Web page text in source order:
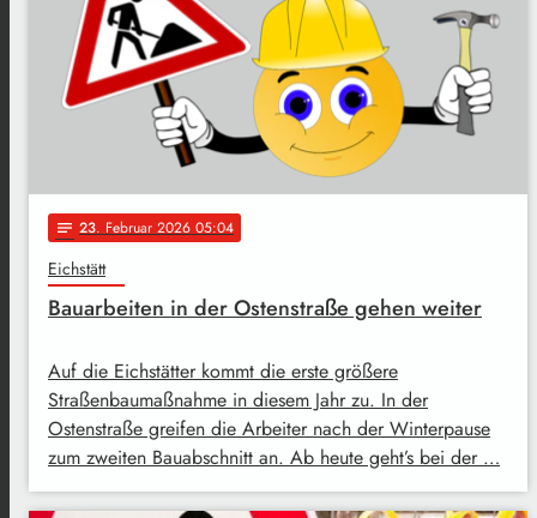
notes 23. Februar 2026 05:04
Eichstätt
Bauarbeiten in der Ostenstraße gehen weiter
Auf die Eichstätter kommt die erste größere
Straßenbaumaßnahme in diesem Jahr zu. In der
Ostenstraße greifen die Arbeiter nach der Winterpause
zum zweiten Bauabschnitt an. Ab heute geht’s bei der …